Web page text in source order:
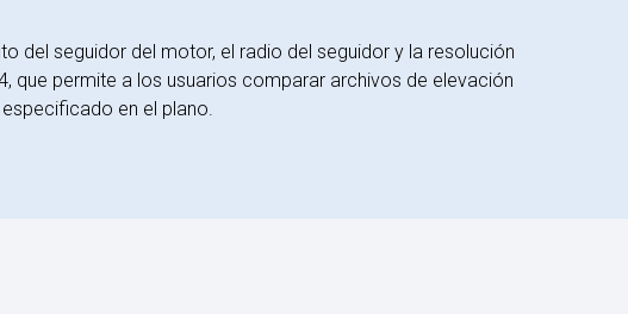
del seguidor del motor, el radio del seguidor y la resolución
que permite a los usuarios comparar archivos de elevación
en el plano.